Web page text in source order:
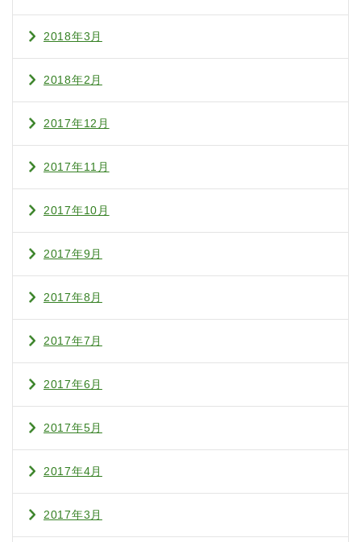
2018年3月
2018年2月
2017年12月
2017年11月
2017年10月
2017年9月
2017年8月
2017年7月
2017年6月
2017年5月
2017年4月
2017年3月